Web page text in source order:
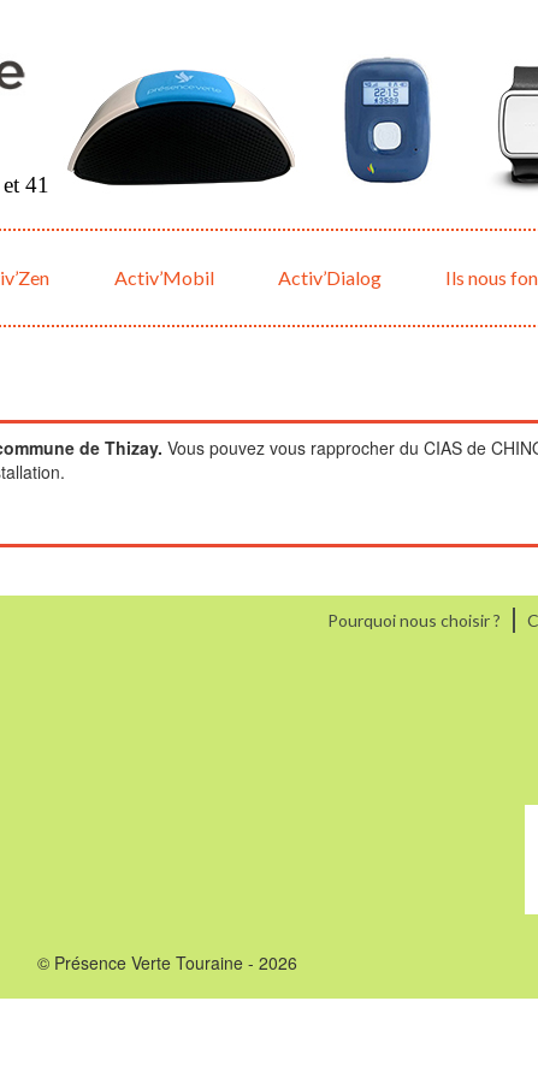
Activ’Mobil Activ’Dialog Ils nous
41
de Thizay. Vous pouvez vous rapprocher du CIAS de
Pourquoi nous choisir ?
© Présence Verte Touraine - 2026